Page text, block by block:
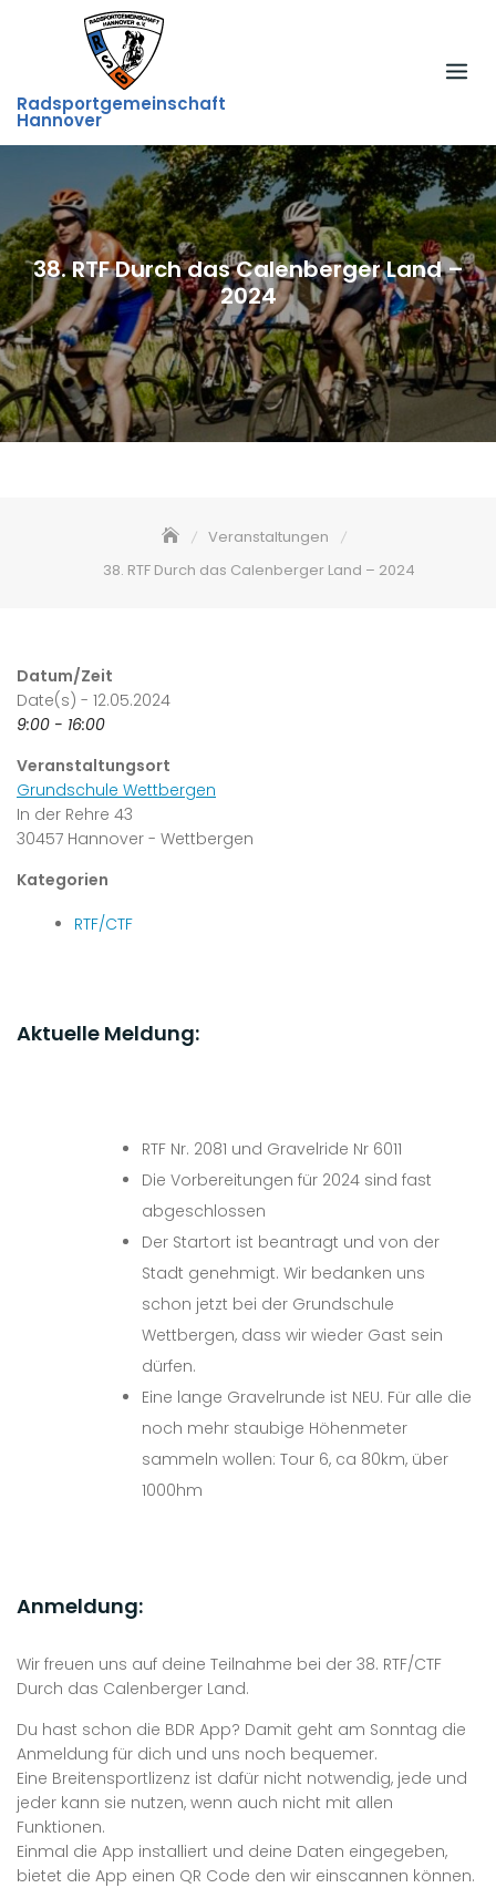
Radsportgemeinschaft
Hannover
38. RTF Durch das Calenberger Land –
2024
Veranstaltungen
38. RTF Durch das Calenberger Land – 2024
Datum/Zeit
Date(s) - 12.05.2024
9:00 - 16:00
Veranstaltungsort
Grundschule Wettbergen
In der Rehre 43
30457 Hannover - Wettbergen
Kategorien
RTF/CTF
Aktuelle Meldung:
RTF Nr. 2081 und Gravelride Nr 6011
Die Vorbereitungen für 2024 sind fast
abgeschlossen
Der Startort ist beantragt und von der
Stadt genehmigt. Wir bedanken uns
schon jetzt bei der Grundschule
Wettbergen, dass wir wieder Gast sein
dürfen.
Eine lange Gravelrunde ist NEU. Für alle die
noch mehr staubige Höhenmeter
sammeln wollen: Tour 6, ca 80km, über
1000hm
Anmeldung:
Wir freuen uns auf deine Teilnahme bei der 38. RTF/CTF
Durch das Calenberger Land.
Du hast schon die BDR App? Damit geht am Sonntag die
Anmeldung für dich und uns noch bequemer.
Eine Breitensportlizenz ist dafür nicht notwendig, jede und
jeder kann sie nutzen, wenn auch nicht mit allen
Funktionen.
Einmal die App installiert und deine Daten eingegeben,
bietet die App einen QR Code den wir einscannen können.